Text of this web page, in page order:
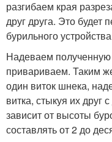
разгибаем края
друг друга. Это будет
бурильного
Надеваем полученную
привариваем. Таким
один виток шнека,
витка, стыкуя их друг
зависит от высоты
составлять от 2 до